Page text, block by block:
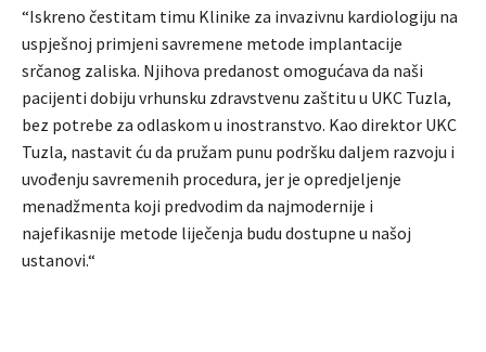
“Iskreno čestitam timu Klinike za invazivnu kardiologiju na
uspješnoj primjeni savremene metode implantacije
srčanog zaliska. Njihova predanost omogućava da naši
pacijenti dobiju vrhunsku zdravstvenu zaštitu u UKC Tuzla,
bez potrebe za odlaskom u inostranstvo. Kao direktor UKC
Tuzla, nastavit ću da pružam punu podršku daljem razvoju i
uvođenju savremenih procedura, jer je opredjeljenje
menadžmenta koji predvodim da najmodernije i
najefikasnije metode liječenja budu dostupne u našoj
ustanovi.“